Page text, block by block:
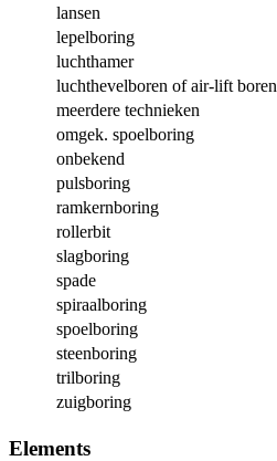
lansen
lepelboring
luchthamer
luchthevelboren of air-lift boren
meerdere technieken
omgek. spoelboring
onbekend
pulsboring
ramkernboring
rollerbit
slagboring
spade
spiraalboring
spoelboring
steenboring
trilboring
zuigboring
Elements